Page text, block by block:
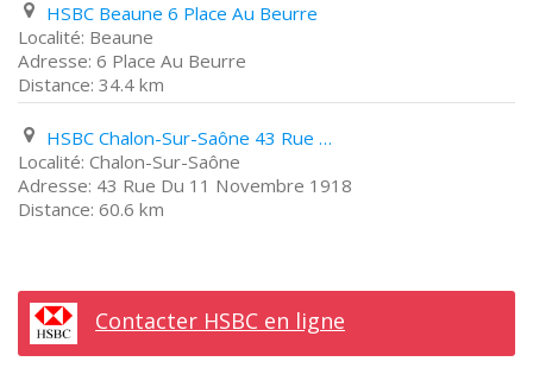
HSBC Beaune 6 Place Au Beurre
Beaune
6 Place Au Beurre
34.4 km
HSBC Chalon-Sur-Saône 43 Rue Du 11 Novembre 1918
Chalon-Sur-Saône
43 Rue Du 11 Novembre 1918
60.6 km
Contacter HSBC en ligne